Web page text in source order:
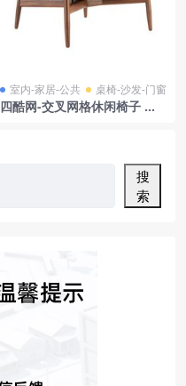
室内-家居-公共 桌椅-沙发-门窗
四酷网-交叉网格休闲椅子 板
搜
索